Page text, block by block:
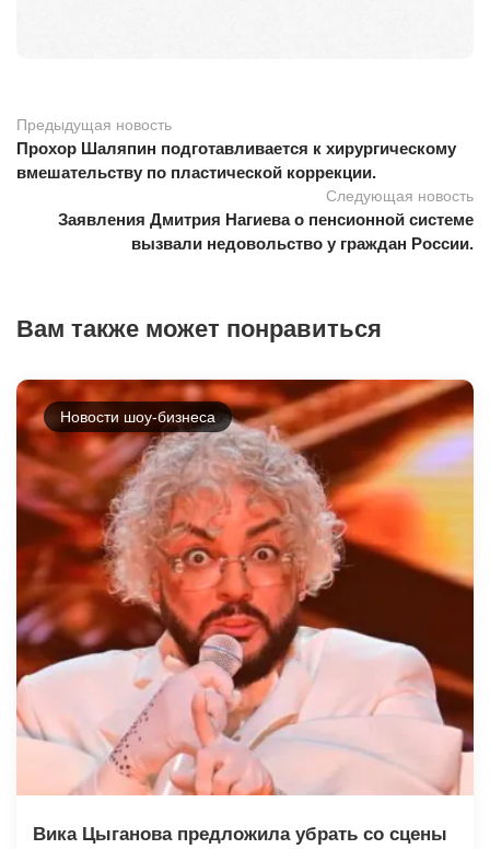
Предыдущая новость
Прохор Шаляпин подготавливается к хирургическому
вмешательству по пластической коррекции.
Следующая новость
Заявления Дмитрия Нагиева о пенсионной системе
вызвали недовольство у граждан России.
Вам также может понравиться
Новости шоу-бизнеса
Вика Цыганова предложила убрать со сцены